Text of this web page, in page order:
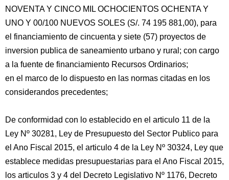
NOVENTA Y CINCO MIL OCHOCIENTOS OCHENTA Y
UNO Y 00/100 NUEVOS SOLES (S/. 74 195 881,00), para
el financiamiento de cincuenta y siete (57) proyectos de
inversion publica de saneamiento urbano y rural; con cargo
a la fuente de financiamiento Recursos Ordinarios;
en el marco de lo dispuesto en las normas citadas en los
considerandos precedentes;
De conformidad con lo establecido en el articulo 11 de la
Ley Nº 30281, Ley de Presupuesto del Sector Publico para
el Ano Fiscal 2015, el articulo 4 de la Ley Nº 30324, Ley que
establece medidas presupuestarias para el Ano Fiscal 2015,
los articulos 3 y 4 del Decreto Legislativo Nº 1176, Decreto